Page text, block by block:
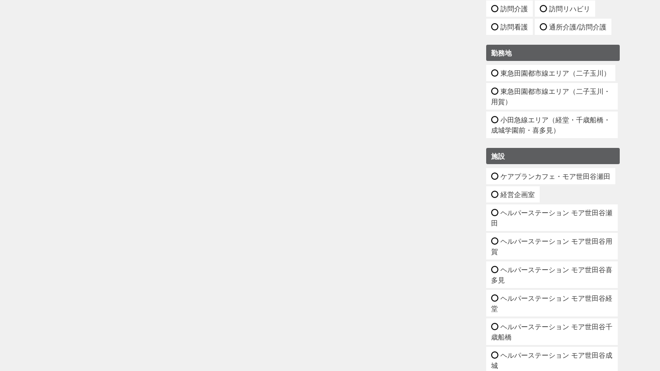
訪問介護
訪問リハビリ
訪問看護
通所介護/訪問介護
勤務地
東急田園都市線エリア（二子玉川）
東急田園都市線エリア（二子玉川・
用賀）
小田急線エリア（経堂・千歳船橋・
成城学園前・喜多見）
施設
ケアプランカフェ・モア世田谷瀬田
経営企画室
ヘルパーステーション モア世田谷瀬
田
ヘルパーステーション モア世田谷用
賀
ヘルパーステーション モア世田谷喜
多見
ヘルパーステーション モア世田谷経
堂
ヘルパーステーション モア世田谷千
歳船橋
ヘルパーステーション モア世田谷成
城